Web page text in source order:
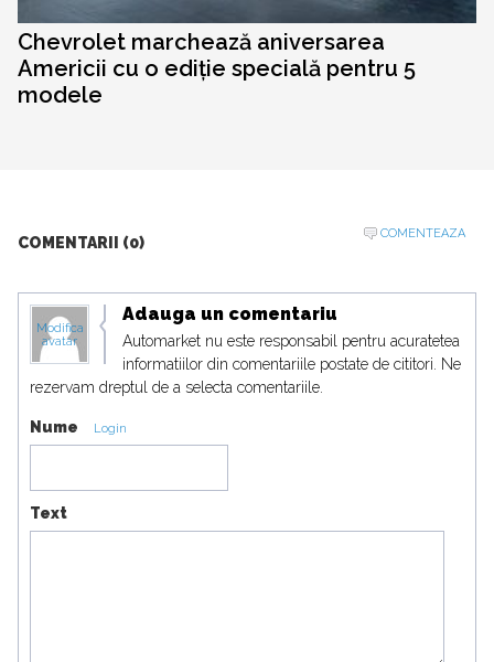
Chevrolet marchează aniversarea
Americii cu o ediție specială pentru 5
modele
COMENTARII (0)
COMENTEAZA
Modifica
avatar
Adauga un comentariu
Automarket nu este responsabil pentru acuratetea
informatiilor din comentariile postate de cititori. Ne
rezervam dreptul de a selecta comentariile.
Nume Login
Text